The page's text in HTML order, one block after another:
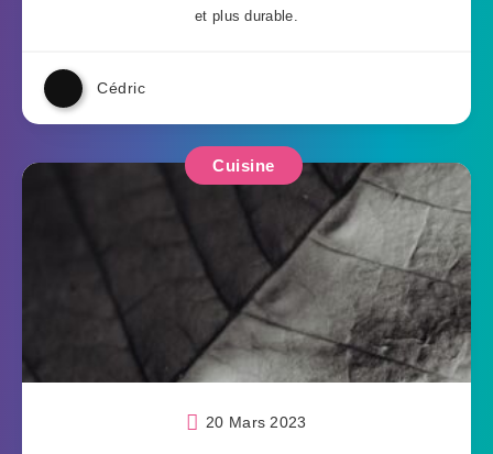
et plus durable.
Cédric
Cuisine
20 Mars 2023